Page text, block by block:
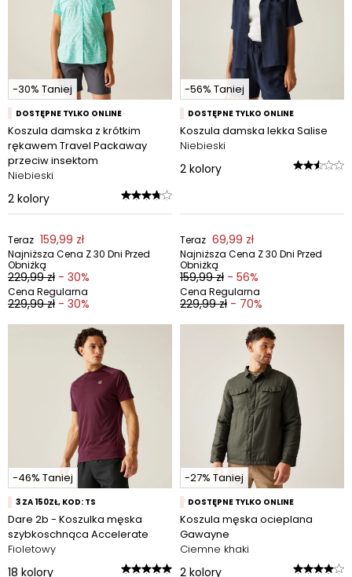
-30% Taniej
DOSTĘPNE TYLKO ONLINE
Koszula damska z krótkim
rękawem Travel Packaway
przeciw insektom
Niebieski
2 kolory
Teraz 159,99 zł
Najniższa Cena Z 30 Dni Przed
Obniżką
229,99 zł - 30%
Cena Regularna
229,99 zł - 30%
-56% Taniej
DOSTĘPNE TYLKO ONLINE
Koszula damska lekka Salise
Niebieski
2 kolory
Teraz 69,99 zł
Najniższa Cena Z 30 Dni Przed
Obniżką
159,99 zł - 56%
Cena Regularna
229,99 zł - 70%
-46% Taniej
3 ZA 150ZŁ, KOD: TS
Dare 2b - Koszulka męska
szybkoschnąca Accelerate
Fioletowy
18 kolory
-27% Taniej
DOSTĘPNE TYLKO ONLINE
Koszula męska ocieplana
Gawayne
Ciemne khaki
2 kolory